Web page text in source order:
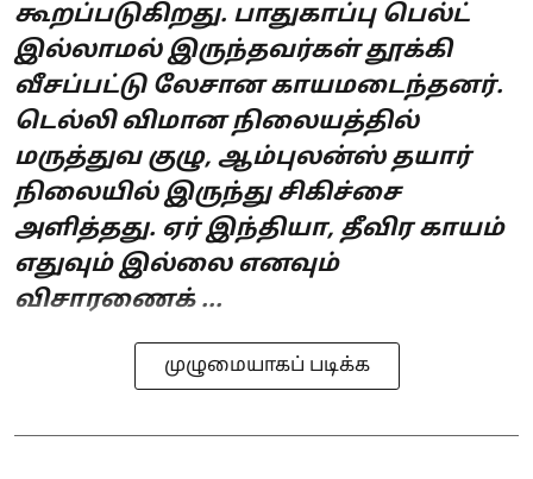
கூறப்படுகிறது. பாதுகாப்பு பெல்ட்
இல்லாமல் இருந்தவர்கள் தூக்கி
வீசப்பட்டு லேசான காயமடைந்தனர்.
டெல்லி விமான நிலையத்தில்
மருத்துவ குழு, ஆம்புலன்ஸ் தயார்
நிலையில் இருந்து சிகிச்சை
அளித்தது. ஏர் இந்தியா, தீவிர காயம்
எதுவும் இல்லை எனவும்
விசாரணைக் ...
முழுமையாகப் படிக்க